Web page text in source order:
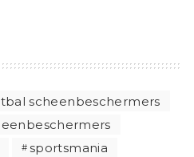
scheenbeschermers
sportsmania